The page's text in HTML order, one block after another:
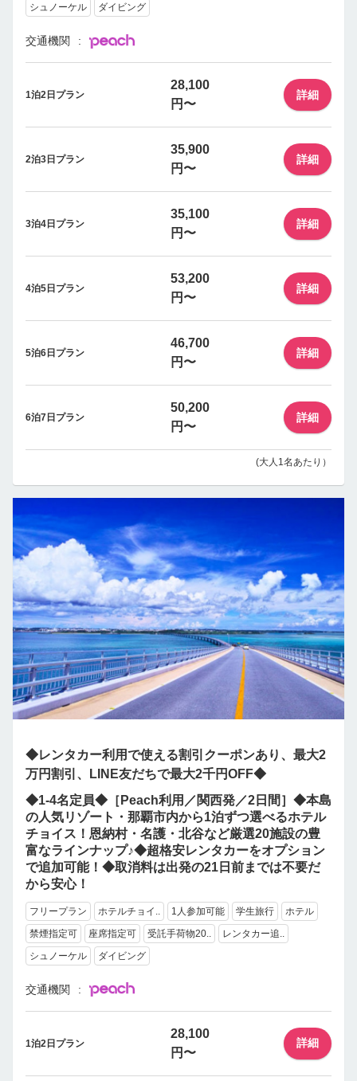
シュノーケル ダイビング
交通機関
1泊2日プラン
28,100
円〜
詳細
2泊3日プラン
35,900
円〜
詳細
3泊4日プラン
35,100
円〜
詳細
4泊5日プラン
53,200
円〜
詳細
5泊6日プラン
46,700
円〜
詳細
6泊7日プラン
50,200
円〜
詳細
(大人1名あたり）
◆レンタカー利用で使える割引クーポンあり、最大2
万円割引、LINE友だちで最大2千円OFF◆
◆1-4名定員◆［Peach利用／関西発／2日間］◆本島
の人気リゾート・那覇市内から1泊ずつ選べるホテル
チョイス！恩納村・名護・北谷など厳選20施設の豊
富なラインナップ♪◆超格安レンタカーをオプション
で追加可能！◆取消料は出発の21日前までは不要だ
から安心！
フリープラン ホテルチョイ.. 1人参加可能 学生旅行
ホテル
禁煙指定可
座席指定可 受託手荷物20..
レンタカー追..
シュノーケル
ダイビング
交通機関
1泊2日プラン
28,100
円〜
詳細